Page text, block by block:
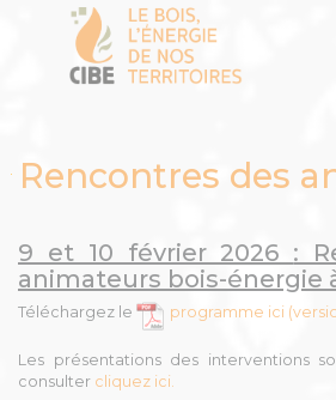
Rencontres des
9 et 10 février 2026 :
animateurs bois-énergie
Téléchargez le programme ici
Les présentations des interventions
consulter cliquez ici.